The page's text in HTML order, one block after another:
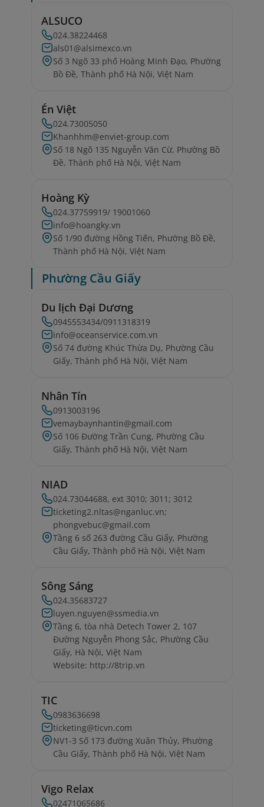
ALSUCO
024.38224468
als01@alsimexco.vn
Số 3 Ngõ 33 phố Hoàng Minh Đạo, Phường
Bồ Đề, Thành phố Hà Nội, Việt Nam
Én Việt
024.73005050
Khanhhm@enviet-group.com
Số 18 Ngõ 135 Nguyễn Văn Cừ, Phường Bồ
Đề, Thành phố Hà Nội, Việt Nam
Hoàng Kỳ
024.37759919/ 19001060
info@hoangky.vn
Số 1/90 đường Hồng Tiến, Phường Bồ Đề,
Thành phố Hà Nội, Việt Nam
Phường Cầu Giấy
Du lịch Đại Dương
0945553434/0911318319
info@oceanservice.com.vn
Số 74 đường Khúc Thừa Dụ, Phường Cầu
Giấy, Thành phố Hà Nội, Việt Nam
Nhân Tín
0913003196
vemaybaynhantin@gmail.com
Số 106 Đường Trần Cung, Phường Cầu
Giấy, Thành phố Hà Nội, Việt Nam
NIAD
024.73044688, ext 3010; 3011; 3012
ticketing2.nltas@nganluc.vn;
phongvebuc@gmail.com
Tầng 6 số 263 đường Cầu Giấy, Phường
Cầu Giấy, Thành phố Hà Nội, Việt Nam
Sông Sáng
024.35683727
luyen.nguyen@ssmedia.vn
Tầng 6, tòa nhà Detech Tower 2, 107
Đường Nguyễn Phong Sắc, Phường Cầu
Giấy, Hà Nội, Việt Nam
Website: http://8trip.vn
TIC
0983636698
ticketing@ticvn.com
NV1-3 Số 173 đường Xuân Thủy, Phường
Cầu Giấy, Thành phố Hà Nội, Việt Nam
Vigo Relax
02471065686